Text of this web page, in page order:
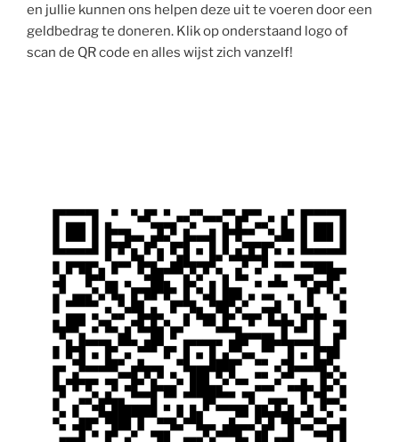
en jullie kunnen ons helpen deze uit te voeren door een
geldbedrag te doneren. Klik op onderstaand logo of
scan de QR code en alles wijst zich vanzelf!